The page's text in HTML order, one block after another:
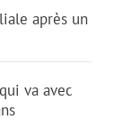
après un
va avec